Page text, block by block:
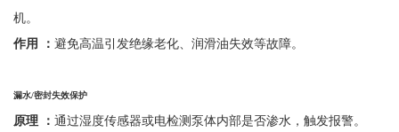
机。
作用
： 避免高温引发绝缘老化、润滑油失效等故障。
漏水/密封失效保护
原理 ： 通过湿度传感器或电检测泵体内部是否渗水，触发报警。